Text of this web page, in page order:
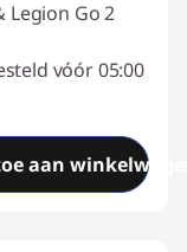
Legion Go 2
vóór 05:00
aan